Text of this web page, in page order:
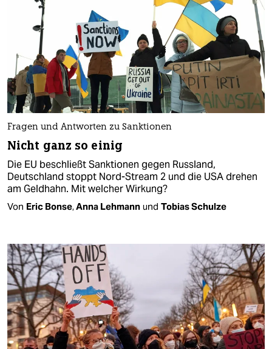
Fragen und Antworten zu Sanktionen
Nicht ganz so einig
Die EU beschließt Sanktionen gegen Russland,
Deutschland stoppt Nord-Stream 2 und die USA drehen
am Geldhahn. Mit welcher Wirkung?
Von Eric Bonse,Anna Lehmann und Tobias Schulze